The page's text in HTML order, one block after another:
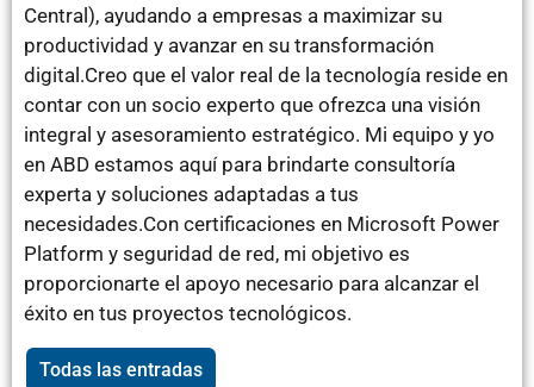
Central), ayudando a empresas a maximizar su
productividad y avanzar en su transformación
digital.Creo que el valor real de la tecnología reside en
contar con un socio experto que ofrezca una visión
integral y asesoramiento estratégico. Mi equipo y yo
en ABD estamos aquí para brindarte consultoría
experta y soluciones adaptadas a tus
necesidades.Con certificaciones en Microsoft Power
Platform y seguridad de red, mi objetivo es
proporcionarte el apoyo necesario para alcanzar el
éxito en tus proyectos tecnológicos.
Todas las entradas